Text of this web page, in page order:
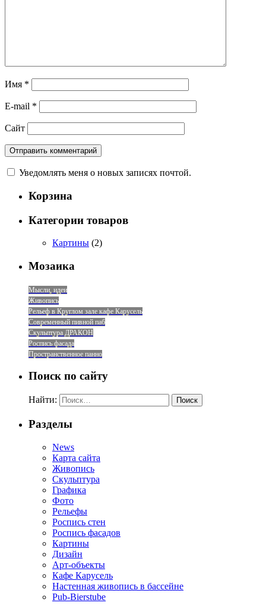
Имя *
E-mail *
Сайт
Уведомлять меня о новых записях почтой.
Корзина
Категории товаров
Картины (2)
Мозаика
Мысли, идеи
Живопись
Рельеф в Круглом зале кафе Карусель
Современный пивной паб
Скульптура ДРАКОН
Роспись фасада
Пространственное панно
Поиск по сайту
Найти:
Разделы
News
Карта сайта
Живопись
Скульптура
Графика
Фото
Рельефы
Роспись стен
Роспись фасадов
Картины
Дизайн
Арт-объекты
Кафе Карусель
Настенная живопись в бассейне
Pub-Bierstube